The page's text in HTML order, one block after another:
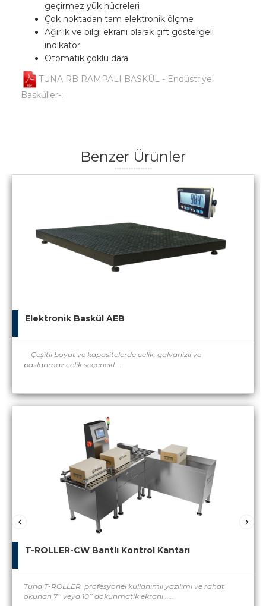
geçirmez yük hücreleri
Çok noktadan tam elektronik ölçme
Ağırlık ve bilgi ekranı olarak çift göstergeli
indikatör
Otomatik çoklu dara
TUNA RB RAMPALI BASKÜL - Endüstriyel
Basküller-:
Benzer Ürünler
Elektronik Baskül AEB
Çeşitli boyut ve kapasitelerde çelik, galvanizli ve
paslanmaz çelik seçenekl.....
T-ROLLER-CW Bantlı Kontrol Kantarı
Tuna T-ROLLER profesyonel kullanımlı yazılımı ve rahat
okunan 7’’ veya 10’’ dokunmatik ekranı .....